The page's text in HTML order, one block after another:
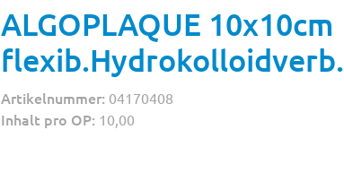
ALGOPLAQUE 10x10cm
flexib.Hydrokolloidverb.
Artikelnummer: 04170408
Inhalt pro OP: 10,00